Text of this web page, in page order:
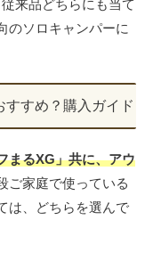
来品どちらにも当て
のソロキャンパーに
すすめ？購入ガイド
まるXG」共に、アウ
ご家庭で使っている
は、どちらを選んで